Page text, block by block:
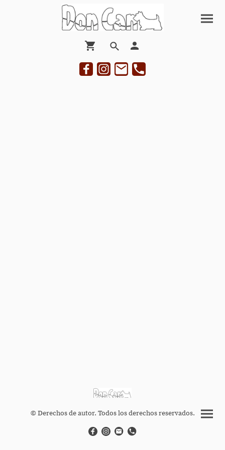
© Derechos de autor. Todos los derechos reservados.